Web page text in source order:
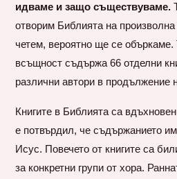
идваме и защо съществуваме.
отворим Библията на
четем, вероятно ще се объркаме.
всъщност съдържа 66 отделни
различни автори в продължение
Книгите в Библията са
е потвърдил, че съдържанието
Исус. Повечето от книгите са
за конкретни групи от хора.